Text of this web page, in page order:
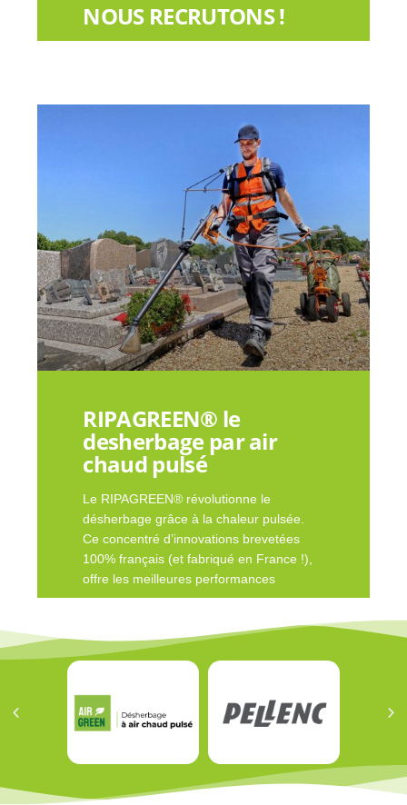
NOUS RECRUTONS !
RIPAGREEN® le
desherbage par air
chaud pulsé
Le RIPAGREEN® révolutionne le
désherbage grâce à la chaleur pulsée.
Ce concentré d’innovations brevetées
100% français (et fabriqué en France !),
offre les meilleures performances